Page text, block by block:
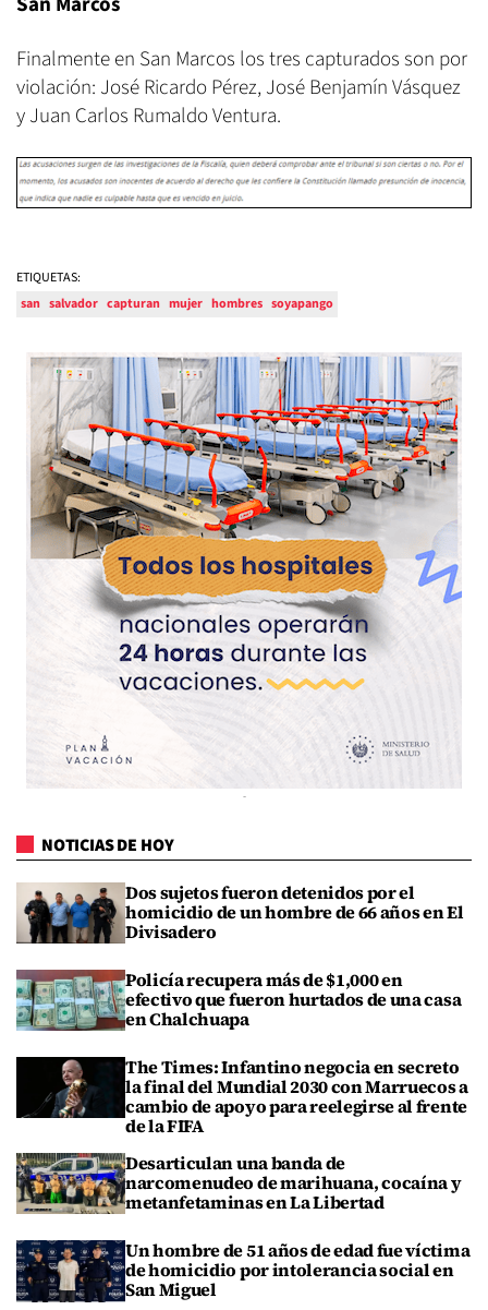
Finalmente en San Marcos los tres capturados son por
violación: José Ricardo Pérez, José Benjamín Vásquez
y Juan Carlos Rumaldo Ventura.
ETIQUETAS:
san salvador capturan mujer hombres soyapango
NOTICIAS DE HOY
Dos sujetos fueron detenidos por el
homicidio de un hombre de 66 años en El
Divisadero
Policía recupera más de $1,000 en
efectivo que fueron hurtados de una casa
en Chalchuapa
The Times: Infantino negocia en secreto
la final del Mundial 2030 con Marruecos a
cambio de apoyo para reelegirse al frente
de la FIFA
Desarticulan una banda de
narcomenudeo de marihuana, cocaína y
metanfetaminas en La Libertad
Un hombre de 51 años de edad fue víctima
de homicidio por intolerancia social en
San Miguel